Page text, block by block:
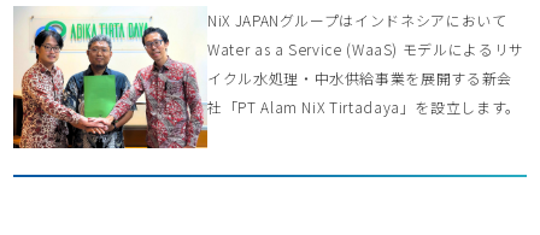
NiX JAPANグループはインドネシアにおいて
Water as a Service (WaaS) モデルによるリサ
イクル水処理・中水供給事業を展開する新会
社「PT Alam NiX Tirtadaya」を設立します。